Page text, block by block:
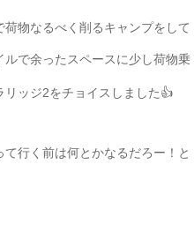
物なるべく削るキャンプをして
で余ったスペースに少し荷物乗
ッジ2をチョイスしました👍
行く前は何とかなるだろー！と